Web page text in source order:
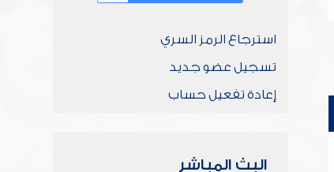
استرجاع الرمز السري
تسجيل عضو جديد
إعادة تفعيل حساب
البث المباشر